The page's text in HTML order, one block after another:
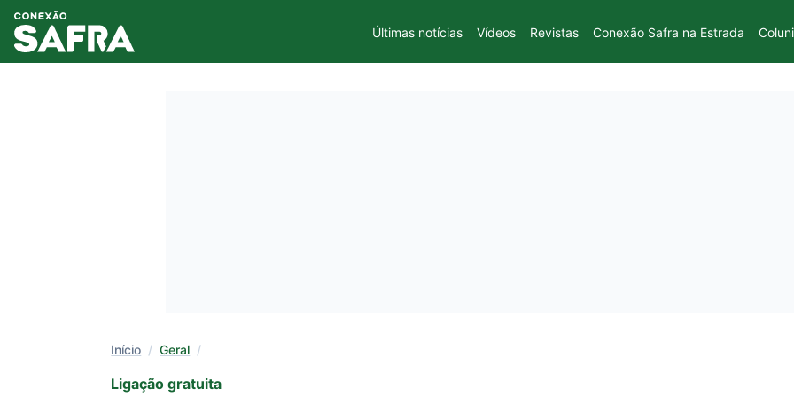
Últimas notícias Vídeos Revistas Conexão Safra na Estrada
Início /Geral /
Ligação gratuita